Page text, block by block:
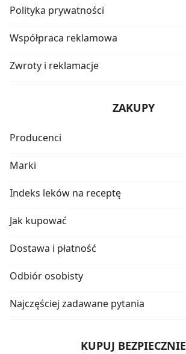
Polityka prywatności
Współpraca reklamowa
Zwroty i reklamacje
ZAKUPY
Producenci
Marki
Indeks leków na receptę
Jak kupować
Dostawa i płatność
Odbiór osobisty
Najczęściej zadawane pytania
KUPUJ BEZPIECZNIE